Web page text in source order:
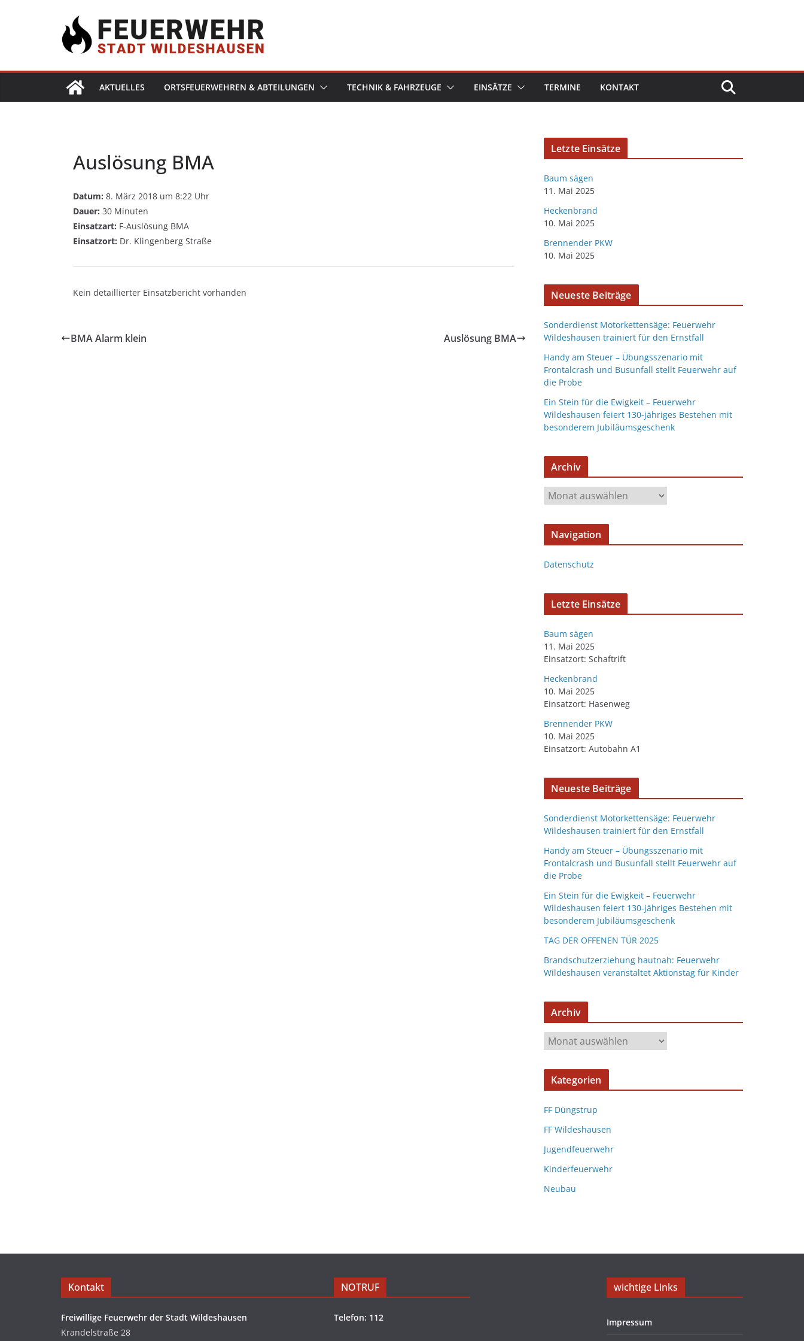
AKTUELLES ORTSFEUERWEHREN & ABTEILUNGEN TECHNIK & FAHRZEUGE EINSÄTZE TERMINE KONTAKT
Auslösung BMA
Datum: 8. März 2018 um 8:22 Uhr
Dauer: 30 Minuten
Einsatzart: F-Auslösung BMA
Einsatzort: Dr. Klingenberg Straße
Kein detaillierter Einsatzbericht vorhanden
BMA Alarm klein Auslösung BMA
Letzte Einsätze
Baum sägen
11. Mai 2025
Heckenbrand
10. Mai 2025
Brennender PKW
10. Mai 2025
Neueste Beiträge
Sonderdienst Motorkettensäge: Feuerwehr
Wildeshausen trainiert für den Ernstfall
Handy am Steuer – Übungsszenario mit
Frontalcrash und Busunfall stellt Feuerwehr auf
die Probe
Ein Stein für die Ewigkeit – Feuerwehr
Wildeshausen feiert 130-jähriges Bestehen mit
besonderem Jubiläumsgeschenk
Archiv
Navigation
Datenschutz
Letzte Einsätze
Baum sägen
11. Mai 2025
Einsatzort: Schaftrift
Heckenbrand
10. Mai 2025
Einsatzort: Hasenweg
Brennender PKW
10. Mai 2025
Einsatzort: Autobahn A1
Neueste Beiträge
Sonderdienst Motorkettensäge: Feuerwehr
Wildeshausen trainiert für den Ernstfall
Handy am Steuer – Übungsszenario mit
Frontalcrash und Busunfall stellt Feuerwehr auf
die Probe
Ein Stein für die Ewigkeit – Feuerwehr
Wildeshausen feiert 130-jähriges Bestehen mit
besonderem Jubiläumsgeschenk
TAG DER OFFENEN TÜR 2025
Brandschutzerziehung hautnah: Feuerwehr
Wildeshausen veranstaltet Aktionstag für Kinder
Archiv
Kategorien
FF Düngstrup
FF Wildeshausen
Jugendfeuerwehr
Kinderfeuerwehr
Neubau
Kontakt
Freiwillige Feuerwehr der Stadt Wildeshausen
Krandelstraße 28
NOTRUF
Telefon: 112
wichtige Links
Impressum